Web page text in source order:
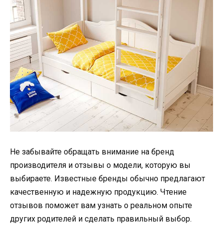
Не забывайте обращать внимание на бренд
производителя и отзывы о модели, которую вы
выбираете. Известные бренды обычно предлагают
качественную и надежную продукцию. Чтение
отзывов поможет вам узнать о реальном опыте
других родителей и сделать правильный выбор.